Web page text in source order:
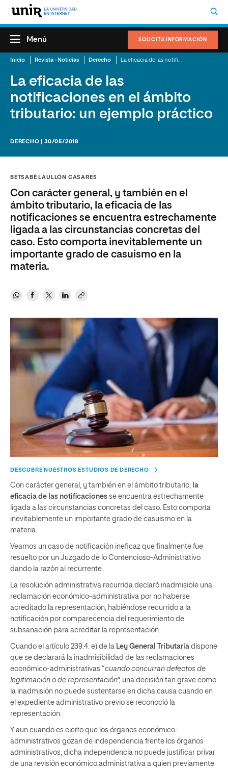
SOLICITA INFORMACIÓN
Menú
Inicio Revista - Noticias Derecho
La eficacia de las
notificaciones en el ámbito
tributario: un ejemplo práctico
DERECHO | 30/05/2018
BETSABÉ LAULLÓN CASARES
Con carácter general, y también en el
ámbito tributario, la eficacia de las
notificaciones se encuentra estrechamente
ligada a las circunstancias concretas del
caso. Esto comporta inevitablemente un
importante grado de casuismo en la
materia.
DESCUBRE NUESTROS ESTUDIOS DE DERECHO
Con carácter general, y también en el ámbito tributario, la
eficacia de las notificaciones se encuentra estrechamente
ligada a las circunstancias concretas del caso. Esto comporta
inevitablemente un importante grado de casuismo en la
materia.
Veamos un caso de notificación ineficaz que finalmente fue
resuelto por un Juzgado de lo Contencioso-Administrativo
dando la razón al recurrente.
La resolución administrativa recurrida declaró inadmisible una
reclamación económico-administrativa por no haberse
acreditado la representación, habiéndose recurrido a la
notificación por comparecencia del requerimiento de
subsanación para acreditar la representación.
Cuando el artículo 239.4. e) de la Ley General Tributaria dispone
que se declarará la inadmisibilidad de las reclamaciones
económico-administrativas “cuando concurran defectos de
legitimación o de representación”, una decisión tan grave como
la inadmisión no puede sustentarse en dicha causa cuando en
el expediente administrativo previo se reconoció la
representación.
Y aun cuando es cierto que los órganos económico-
administrativos gozan de independencia frente los órganos
administrativos, dicha independencia no puede justificar privar
de una revisión económico administrativa a quien previamente